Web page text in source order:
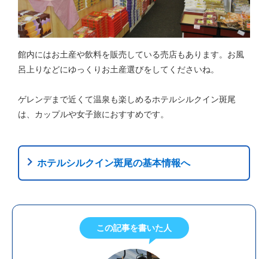
館内にはお土産や飲料を販売している売店もあります。お風
呂上りなどにゆっくりお土産選びをしてくださいね。
ゲレンデまで近くて温泉も楽しめるホテルシルクイン斑尾
は、カップルや女子旅におすすめです。
ホテルシルクイン斑尾の基本情報へ
この記事を書いた人